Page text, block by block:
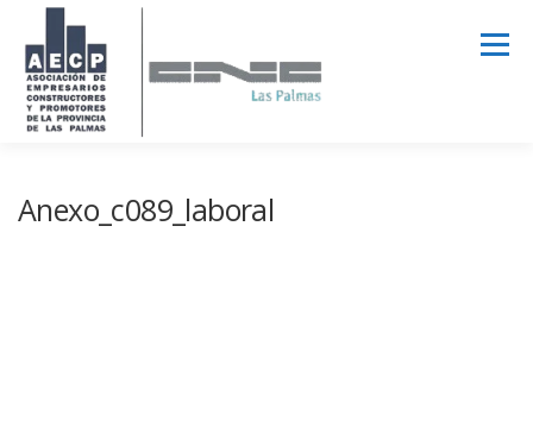
contenido
Menú
Anexo_c089_laboral